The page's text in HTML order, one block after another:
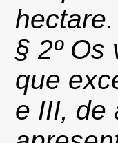
hectare.
§ 2º Os
que
e III, de